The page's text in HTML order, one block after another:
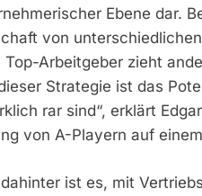
Ebene dar.
von
Top-Arbeitgeber zieht
Strategie ist das
rar sind“, erklärt
von A-Playern auf
ist es, mit